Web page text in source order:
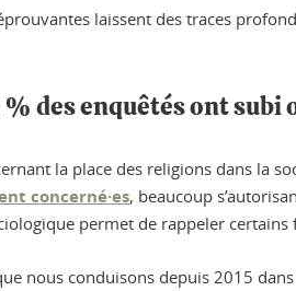
laissent des traces
% des enquêtés ont
la place des religions dans la
concerné·es, beaucoup
permet de rappeler certains
nous conduisons depuis 2015